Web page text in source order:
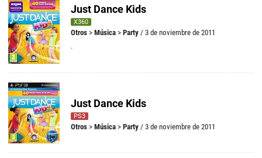
Just Dance Kids
X360
Otros > Música > Party / 3 de noviembre de 2011
.
Just Dance Kids
PS3
Otros > Música > Party / 3 de noviembre de 2011